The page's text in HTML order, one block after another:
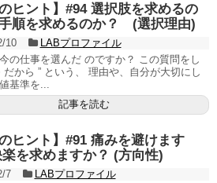
のヒント】#94 選択肢を求めるの
順を求めるのか？ (選択理由)
10
LABプロファイル
の仕事を選んだ のですか？ この質問をし
だから ” という、 理由や、自分が大切にし
基準を...
記事を読む
のヒント】#91 痛みを避けます
を求めますか？ (方向性)
7
LABプロファイル